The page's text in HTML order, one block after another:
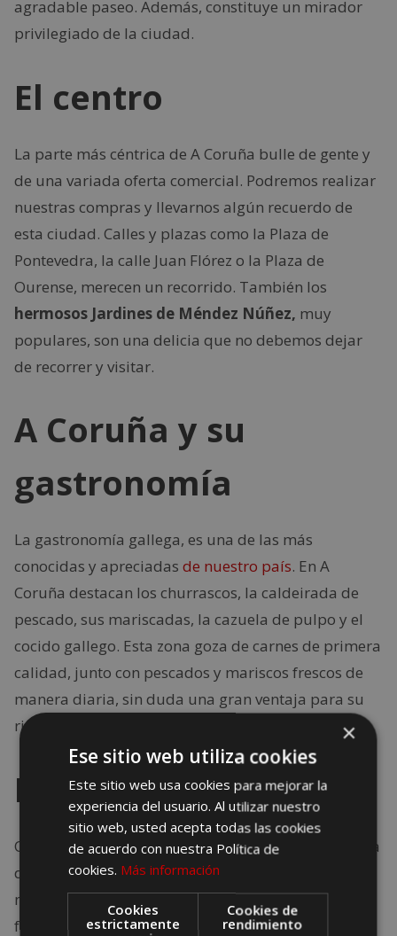
agradable paseo. Además, constituye un mirador
privilegiado de la ciudad.
El centro
La parte más céntrica de A Coruña bulle de gente y
de una variada oferta comercial. Podremos realizar
nuestras compras y llevarnos algún recuerdo de
esta ciudad. Calles y plazas como la Plaza de
Pontevedra, la calle Juan Flórez o la Plaza de
Ourense, merecen un recorrido. También los
hermosos Jardines de Méndez Núñez, muy
populares, son una delicia que no debemos dejar
de recorrer y visitar.
A Coruña y su
gastronomía
La gastronomía gallega, es una de las más
conocidas y apreciadas de nuestro país. En A
Coruña destacan los churrascos, la caldeirada de
pescado, sus mariscadas, la cazuela de pulpo y el
cocido gallego. Esta zona goza de carnes de primera
calidad, junto con pescados y mariscos frescos de
manera diaria, sin duda una gran ventaja para su
rica gastronomía.
Los viajeros opinan
Quienes ya conocen A Coruña, destacan la elegancia
de esta ciudad. Ofrece gran cantidad de buenos
museos que visitar, ademas de sus bonitos y
frondosos jardines. Gran parte de sus visitantes se
×
Ese sitio web utiliza cookies
Este sitio web usa cookies para mejorar la
experiencia del usuario. Al utilizar nuestro
sitio web, usted acepta todas las cookies
de acuerdo con nuestra Política de
cookies. Más información
Cookies
estrictamente
Cookies de
rendimiento